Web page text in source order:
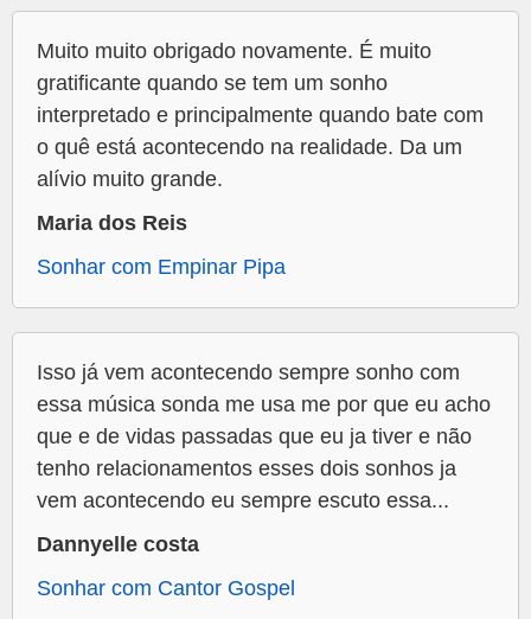
Muito muito obrigado novamente. É muito
gratificante quando se tem um sonho
interpretado e principalmente quando bate com
o quê está acontecendo na realidade. Da um
alívio muito grande.
Maria dos Reis
Sonhar com Empinar Pipa
Isso já vem acontecendo sempre sonho com
essa música sonda me usa me por que eu acho
que e de vidas passadas que eu ja tiver e não
tenho relacionamentos esses dois sonhos ja
vem acontecendo eu sempre escuto essa...
Dannyelle costa
Sonhar com Cantor Gospel